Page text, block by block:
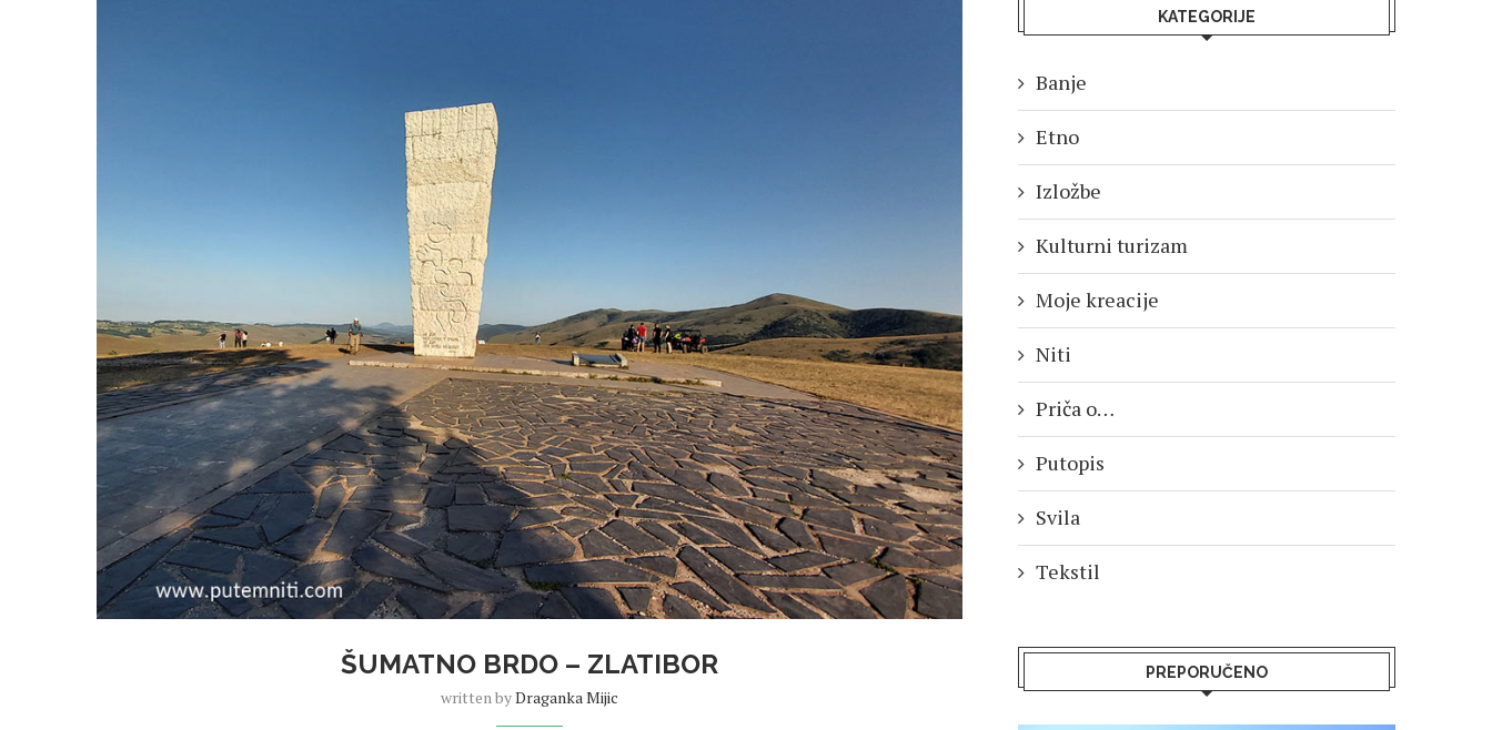
ŠUMATNO BRDO – ZLATIBOR
written byDraganka Mijic
KATEGORIJE
Banje
Etno
Izložbe
Kulturni turizam
Moje kreacije
Niti
Priča o…
Putopis
Svila
Tekstil
PREPORUČENO